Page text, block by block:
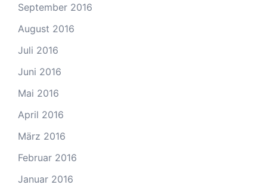
September 2016
August 2016
Juli 2016
Juni 2016
Mai 2016
April 2016
März 2016
Februar 2016
Januar 2016